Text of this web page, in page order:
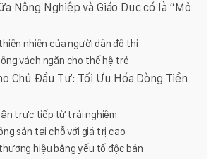
Nông Nghiệp và Giáo Dục có là “Mỏ
nhiên của người dân đô thị
vách ngăn cho thế hệ trẻ
Chủ Đầu Tư: Tối Ưu Hóa Dòng Tiền
trực tiếp từ trải nghiệm
sản tại chỗ với giá trị cao
hiệu bằng yếu tố độc bản